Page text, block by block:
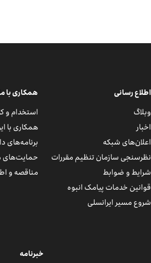
اطلاع رسانی
وبلاگ
اخبار
اعلان‌های شبکه
نظرسنجی سازمان تنظیم مقررات
شرایط و ضوابط
قوانین خدمات پیامک انبوه
شروع مسیر ایرانسلی
همکاری با
استخدام و
همکاری با
برنامه‌های
حمایت‌های
مناقصه و
خبرنامه